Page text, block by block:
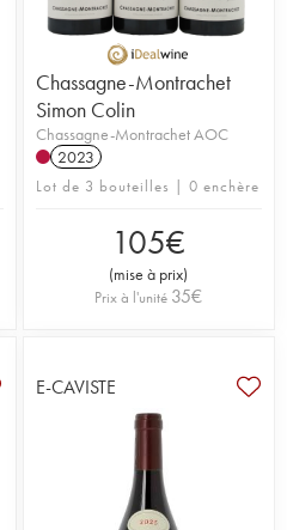
Chassagne-Montrachet
Simon Colin
Chassagne-Montrachet AOC
2023
Lot de 3 bouteilles | 0 enchère
105€
(mise à prix)
Prix à l'unité 35€
E-CAVISTE